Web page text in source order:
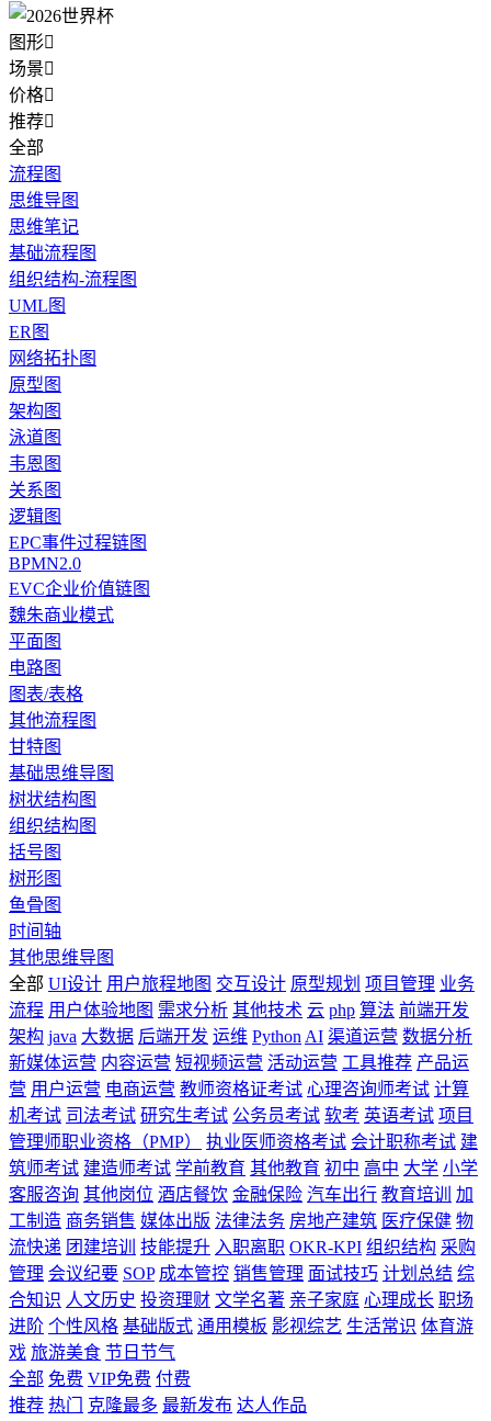
图形
场景
价格
推荐
全部
流程图
思维导图
思维笔记
基础流程图
组织结构-流程图
UML图
ER图
网络拓扑图
原型图
架构图
泳道图
韦恩图
关系图
逻辑图
EPC事件过程链图
BPMN2.0
EVC企业价值链图
魏朱商业模式
平面图
电路图
图表/表格
其他流程图
甘特图
基础思维导图
树状结构图
组织结构图
括号图
树形图
鱼骨图
时间轴
其他思维导图
全部 UI设计 用户旅程地图 交互设计 原型规划 项目管理 业务
流程 用户体验地图 需求分析 其他技术 云 php 算法 前端开发
架构 java 大数据 后端开发 运维 Python AI 渠道运营 数据分析
新媒体运营 内容运营 短视频运营 活动运营 工具推荐 产品运
营 用户运营 电商运营 教师资格证考试 心理咨询师考试 计算
机考试 司法考试 研究生考试 公务员考试 软考 英语考试 项目
管理师职业资格（PMP）
执业医师资格考试 会计职称考试 建
筑师考试 建造师考试 学前教育 其他教育 初中 高中 大学 小学
客服咨询 其他岗位 酒店餐饮 金融保险 汽车出行 教育培训
加
工制造 商务销售 媒体出版 法律法务 房地产建筑 医疗保健 物
流快递 团建培训 技能提升 入职离职 OKR-KPI 组织结构 采购
管理 会议纪要 SOP 成本管控 销售管理 面试技巧 计划总结 综
合知识 人文历史 投资理财 文学名著 亲子家庭 心理成长 职场
进阶 个性风格 基础版式 通用模板 影视综艺 生活常识 体育游
戏 旅游美食 节日节气
全部 免费 VIP免费 付费
推荐 热门 克隆最多 最新发布 达人作品